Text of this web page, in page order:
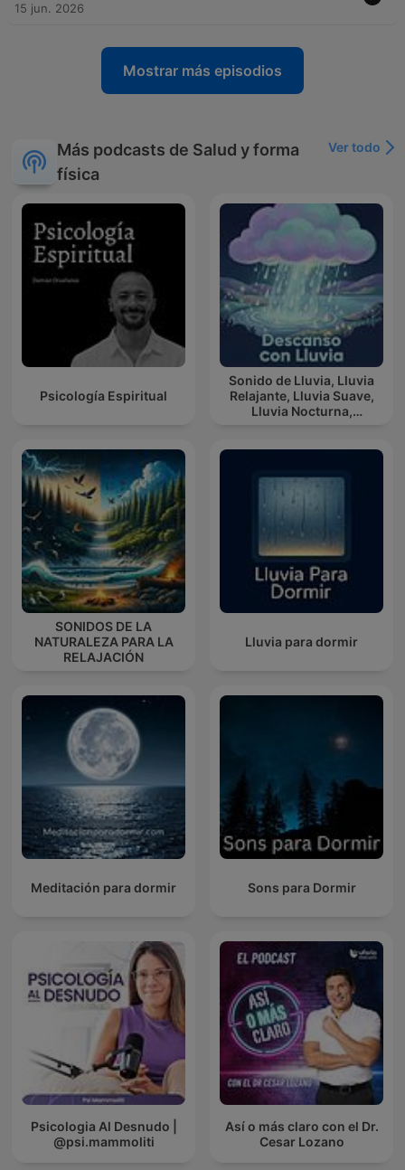
15 jun. 2026
Mostrar más episodios
Más podcasts de Salud y forma
física
Ver todo
Psicología Espiritual
Sonido de Lluvia, Lluvia
Relajante, Lluvia Suave,
Lluvia Nocturna,
SONIDOS DE LA
NATURALEZA PARA LA
RELAJACIÓN
Lluvia para dormir
Meditación para dormir Sons para Dormir
Psicologia Al Desnudo |
@psi.mammoliti
Así o más claro con el Dr.
Cesar Lozano